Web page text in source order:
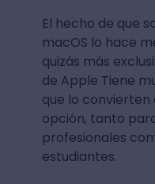
El hecho de que
macOS lo hace
quizás más
de Apple Tiene
que lo convierten
opción, tanto
profesionales
estudiantes.